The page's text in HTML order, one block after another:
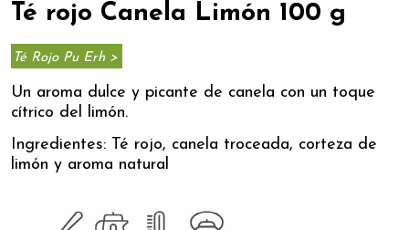
Té rojo Canela Limón 100 g
Té Rojo Pu Erh >
Un aroma dulce y picante de canela con un toque
cítrico del limón.
Ingredientes: Té rojo, canela troceada, corteza de
limón y aroma natural